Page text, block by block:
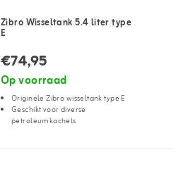
Zibro Wisseltank 5.4 liter type
E
€74,95
Op voorraad
Originele Zibro wisseltank type E
Geschikt voor diverse
petroleumkachels